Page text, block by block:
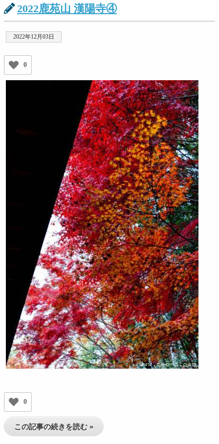
2022鹿苑山 漢陽寺④
2022年12月03日
0
0
この記事の続きを読む »